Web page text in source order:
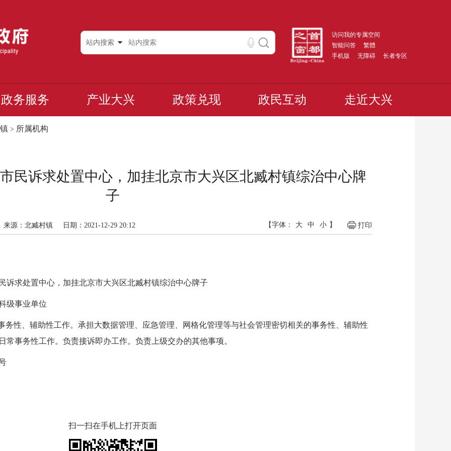
访问我的专属空间
智能问答
繁體
手机版
无障碍 长者专区
站内搜索
政务服务 产业大兴 政策兑现 政民互动 走近大兴
> 所属机构
民诉求处置中心，加挂北京市大兴区北臧村镇综治中心牌
子
来源：北臧村镇 日期：2021-12-29 20:12 打印
【字体： 大 中 小 】
求处置中心，加挂北京市大兴区北臧村镇综治中心牌子
级事业单位
、辅助性工作。承担大数据管理、应急管理、网格化管理等与社会管理密切相关的事务性、辅助性
事务性工作。负责接诉即办工作。负责上级交办的其他事项。
扫一扫在手机上打开页面